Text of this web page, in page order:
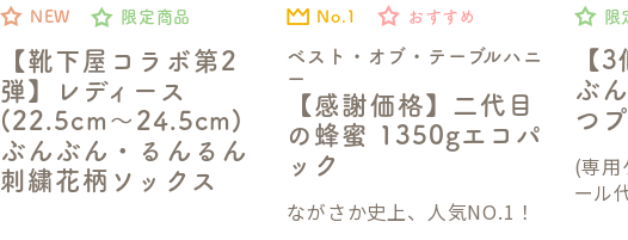
【靴下屋コラボ第2
弾】レディース
(22.5cm～24.5cm)
ぶんぶん・るんるん
刺繍花柄ソックス
NEW 限定商品
ベスト・オブ・テーブルハニ
ー
【感謝価格】二代目
の蜂蜜 1350gエコパ
ック
No.1 おすすめ
ながさか史上、人気NO.1！
【
ぶ
つ
限
(専用
ール